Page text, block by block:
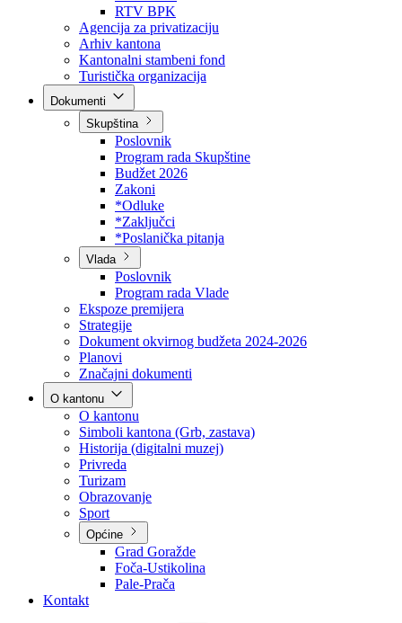
Direkcija za šumarstvo
Javna preduzeća
BPK šume
RTV BPK
Agencija za privatizaciju
Arhiv kantona
Kantonalni stambeni fond
Turistička organizacija
Skupština
Poslovnik
Program rada Skupštine
Budžet 2026
Zakoni
*Odluke
*Zaključci
*Poslanička pitanja
Vlada
Poslovnik
Program rada Vlade
Ekspoze premijera
Strategije
Dokument okvirnog budžeta 2024-2026
Planovi
Značajni dokumenti
O kantonu
O kantonu
Simboli kantona (Grb, zastava)
Historija (digitalni muzej)
Privreda
Turizam
Obrazovanje
Općine